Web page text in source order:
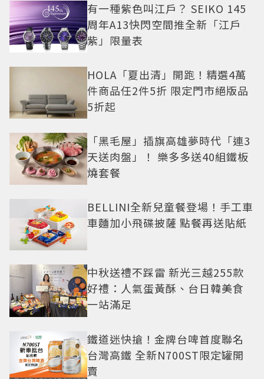
有一種紫色叫江戶？ SEIKO 145
周年A13快閃空間推全新「江戶
紫」限量表
HOLA「夏出清」開跑！精選4萬
件商品任2件5折 限定門市絕版品
5折起
「黑毛屋」插旗高雄夢時代「連3
天送肉盤」！ 樂多多送40組鐵板
燒套餐
BELLINI全新兒童餐登場！手工車
車麵加小飛碟披薩 點餐再送貼紙
中秋送禮不踩雷 新光三越255款
好禮：人氣蛋黃酥、台日韓美食
一站滿足
鐵道迷快搶！金牌台啤首度聯名
台灣高鐵 全新N700ST限定罐開
賣